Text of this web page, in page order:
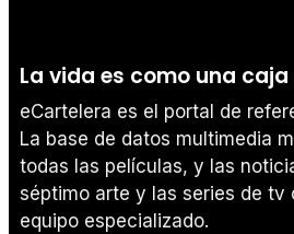
La vida es como una
eCartelera es el portal de
La base de datos multimedia
todas las películas, y las
séptimo arte y las series de tv
equipo especializado.